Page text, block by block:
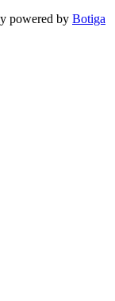
powered by Botiga